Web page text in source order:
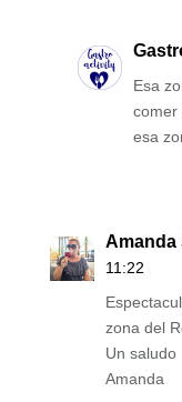
Esa
comer
esa
Amanda
11:22
zona del
Un saludo
Amanda